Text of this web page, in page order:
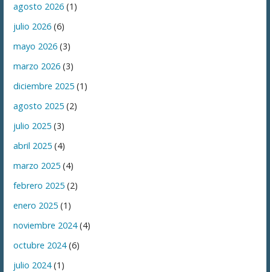
agosto 2026 (1)
julio 2026 (6)
mayo 2026 (3)
marzo 2026 (3)
diciembre 2025 (1)
agosto 2025 (2)
julio 2025 (3)
abril 2025 (4)
marzo 2025 (4)
febrero 2025 (2)
enero 2025 (1)
noviembre 2024(4)
octubre 2024(6)
julio 2024(1)